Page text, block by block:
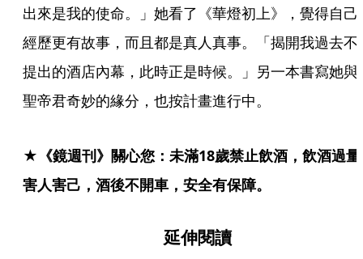
出來是我的使命。」她看了《華燈初上》，覺得自己
經歷更有故事，而且都是真人真事。「揭開我過去不
提出的酒店內幕，此時正是時候。」另一本書寫她與
聖帝君奇妙的緣分，也按計畫進行中。
★《鏡週刊》關心您：未滿18歲禁止飲酒，飲酒過量
害人害己，酒後不開車，安全有保障。
延伸閱讀